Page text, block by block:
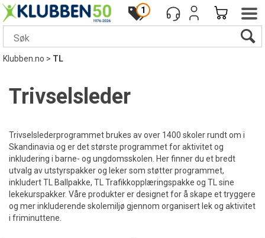
1
Klubben.no>TL
Trivselsleder
Trivselslederprogrammet brukes av over 1400 skoler rundt om i
Skandinavia og er det største programmet for aktivitet og
inkludering i barne- og ungdomsskolen. Her finner du et bredt
utvalg av utstyrspakker og leker som støtter programmet,
inkludert TL Ballpakke, TL Trafikkopplæringspakke og TL sine
lekekurspakker. Våre produkter er designet for å skape et tryggere
og mer inkluderende skolemiljø gjennom organisert lek og aktivitet
i friminuttene.